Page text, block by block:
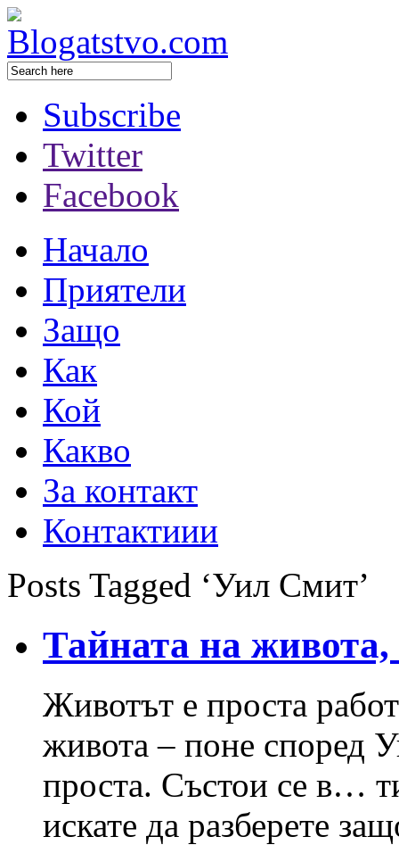
Subscribe
Twitter
Facebook
Начало
Приятели
Защо
Как
Кой
Какво
За контакт
Контактиии
Posts Tagged ‘Уил Смит’
Тайната на
Животът е проста
живота – поне според
проста. Състои се в…
искате да разберете